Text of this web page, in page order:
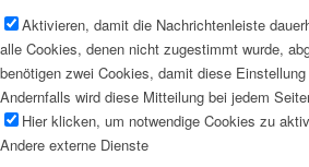
Aktivieren, damit die Nachrichtenleiste
alle Cookies, denen nicht zugestimmt wurde,
benötigen zwei Cookies, damit diese
Andernfalls wird diese Mitteilung bei jedem
Hier klicken, um notwendige Cookies zu
Andere externe Dienste